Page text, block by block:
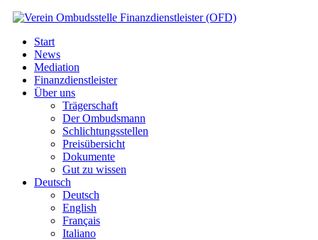
Start
News
Mediation
Finanzdienstleister
Über uns
Trägerschaft
Der Ombudsmann
Schlichtungsstellen
Preisübersicht
Dokumente
Gut zu wissen
Deutsch
Deutsch
English
Français
Italiano